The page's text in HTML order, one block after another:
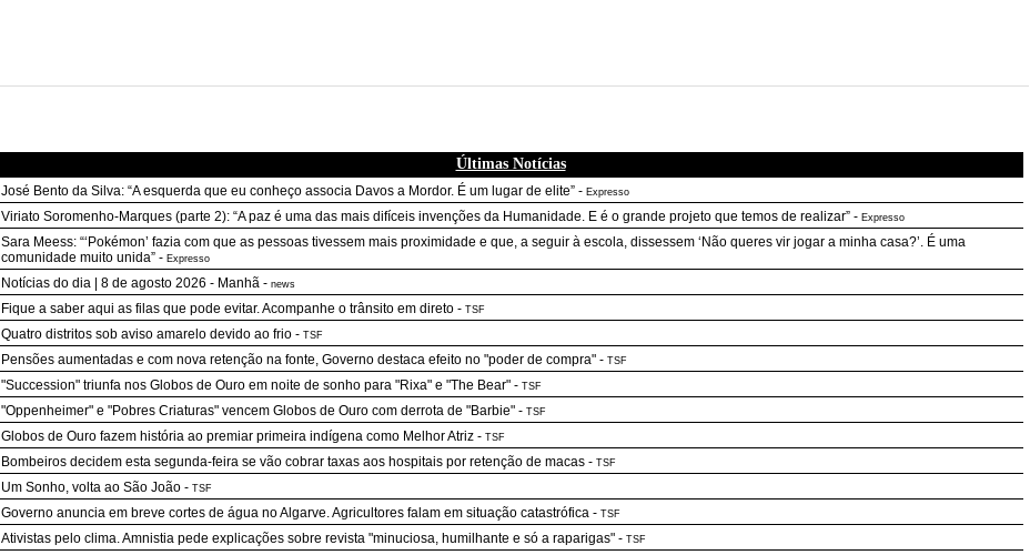
Últimas Notícias
José Bento da Silva: “A esquerda que eu conheço associa Davos a Mordor. É um lugar de elite” - Expresso
Viriato Soromenho-Marques (parte 2): “A paz é uma das mais difíceis invenções da Humanidade. E é o grande projeto que temos de realizar” - Expresso
Sara Meess: “‘Pokémon’ fazia com que as pessoas tivessem mais proximidade e que, a seguir à escola, dissessem ‘Não queres vir jogar a minha casa?’. É uma
comunidade muito unida” - Expresso
Notícias do dia | 8 de agosto 2026 - Manhã - news
Fique a saber aqui as filas que pode evitar. Acompanhe o trânsito em direto - TSF
Quatro distritos sob aviso amarelo devido ao frio - TSF
Pensões aumentadas e com nova retenção na fonte, Governo destaca efeito no "poder de compra" - TSF
"Succession" triunfa nos Globos de Ouro em noite de sonho para "Rixa" e "The Bear" - TSF
"Oppenheimer" e "Pobres Criaturas" vencem Globos de Ouro com derrota de "Barbie" - TSF
Globos de Ouro fazem história ao premiar primeira indígena como Melhor Atriz - TSF
Bombeiros decidem esta segunda-feira se vão cobrar taxas aos hospitais por retenção de macas - TSF
Um Sonho, volta ao São João - TSF
Governo anuncia em breve cortes de água no Algarve. Agricultores falam em situação catastrófica - TSF
Ativistas pelo clima. Amnistia pede explicações sobre revista "minuciosa, humilhante e só a raparigas" - TSF